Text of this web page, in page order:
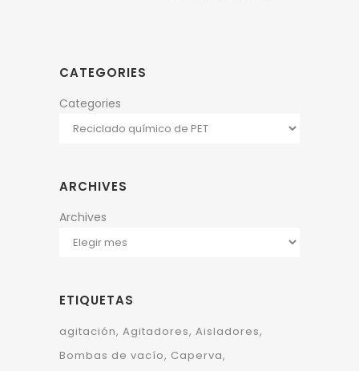
CATEGORIES
Categories
ARCHIVES
Archives
ETIQUETAS
agitación Agitadores Aisladores
Bombas de vacío Caperva